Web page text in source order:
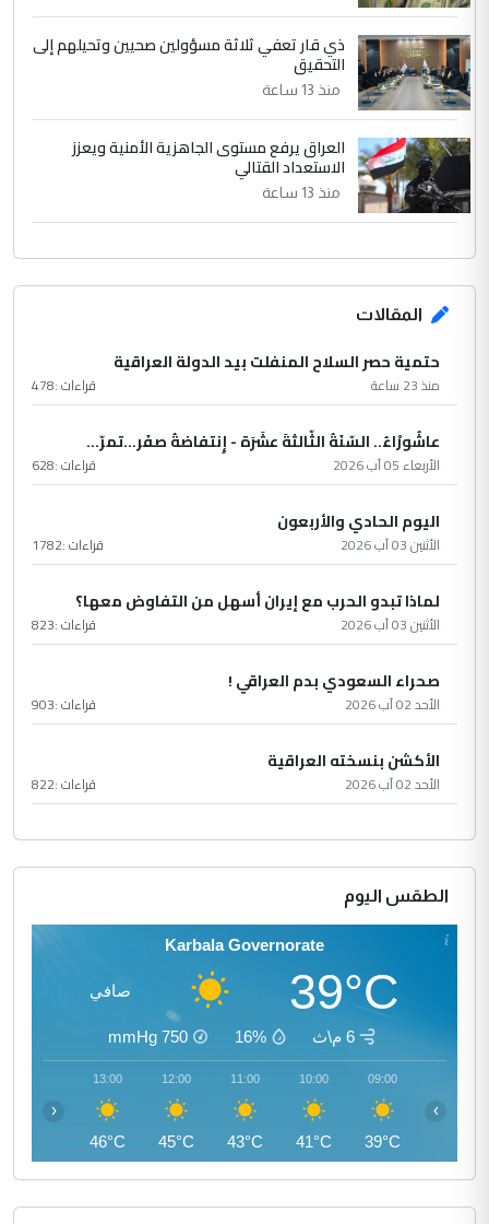
ذي قار تعفي ثلاثة مسؤولين صحيين وتحيلهم إلى
التحقيق
منذ 13 ساعة
العراق يرفع مستوى الجاهزية الأمنية ويعزز
الاستعداد القتالي
منذ 13 ساعة
المقالات
حتمية حصر السلاح المنفلت بيد الدولة العراقية
منذ 23 ساعة قراءات :478
عاشُورْاءُ.. السّنَةُ الثّالثةَ عشَرَة - إِنتفاضةُ صفَر…تمرّ...
الأربعاء 05 آب 2026 قراءات :628
اليوم الحادي والأربعون
الأثنين 03 آب 2026 قراءات :1782
لماذا تبدو الحرب مع إيران أسهل من التفاوض معها؟
الأثنين 03 آب 2026 قراءات :823
صحراء السعودي بدم العراقي !
الأحد 02 آب 2026 قراءات :903
الأكشن بنسخته العراقية
الأحد 02 آب 2026 قراءات :822
الطقس اليوم
Karbala Governorate
39°C صافي
6 م\ث 16%
750
mmHg
09:00
39°C
10:00
41°C
11:00
43°C
12:00
45°C
13:00
46°C
‹ ›